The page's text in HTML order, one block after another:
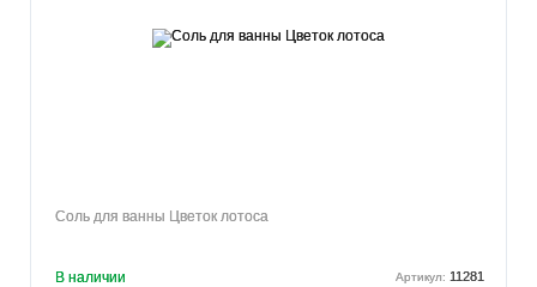
Соль для ванны Цветок лотоса
В наличии Артикул: 11281